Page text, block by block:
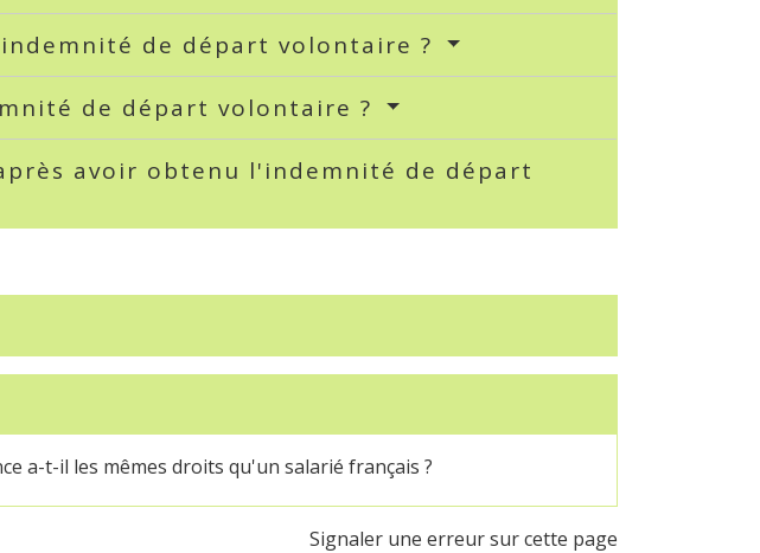
de départ volontaire ?
de départ volontaire ?
avoir obtenu l'indemnité de départ
a-t-il les mêmes droits qu'un salarié français ?
Signaler une erreur sur cette page